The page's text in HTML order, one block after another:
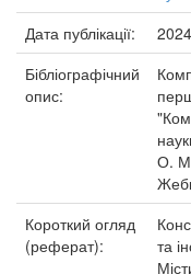
Дата публікації:
2024
Бібліографічний
опис:
О.
Короткий огляд
(реферат):
та